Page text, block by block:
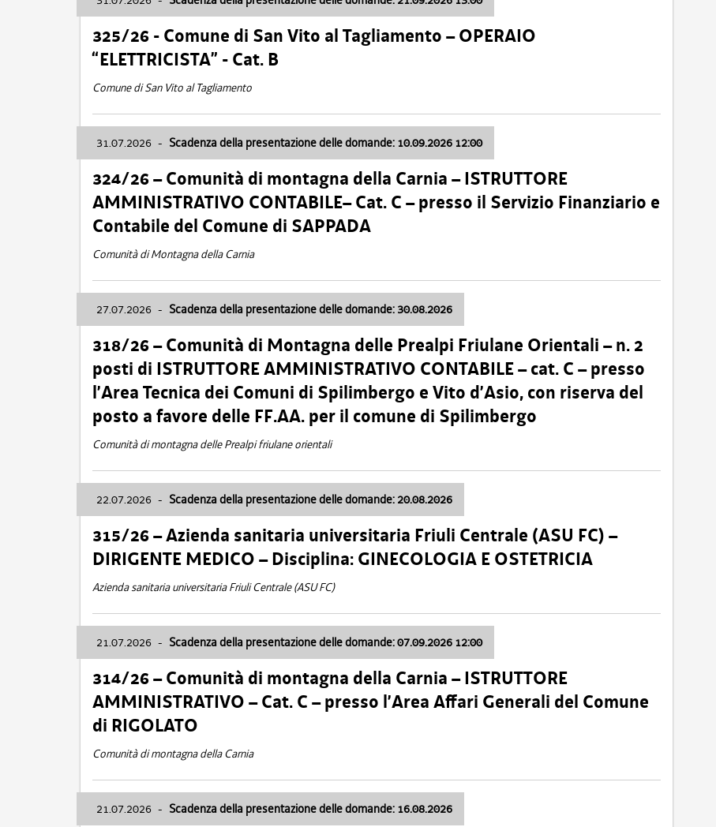
325/26 - Comune di San Vito al Tagliamento – OPERAIO
“ELETTRICISTA” - Cat. B
Comune di San Vito al Tagliamento
31.07.2026 - Scadenza della presentazione delle domande: 10.09.2026 12:00
324/26 – Comunità di montagna della Carnia – ISTRUTTORE
AMMINISTRATIVO CONTABILE– Cat. C – presso il Servizio Finanziario e
Contabile del Comune di SAPPADA
Comunità di Montagna della Carnia
27.07.2026 - Scadenza della presentazione delle domande: 30.08.2026
318/26 – Comunità di Montagna delle Prealpi Friulane Orientali – n. 2
posti di ISTRUTTORE AMMINISTRATIVO CONTABILE – cat. C – presso
l’Area Tecnica dei Comuni di Spilimbergo e Vito d’Asio, con riserva del
posto a favore delle FF.AA. per il comune di Spilimbergo
Comunità di montagna delle Prealpi friulane orientali
22.07.2026 - Scadenza della presentazione delle domande: 20.08.2026
315/26 – Azienda sanitaria universitaria Friuli Centrale (ASU FC) –
DIRIGENTE MEDICO – Disciplina: GINECOLOGIA E OSTETRICIA
Azienda sanitaria universitaria Friuli Centrale (ASU FC)
21.07.2026 - Scadenza della presentazione delle domande: 07.09.2026 12:00
314/26 – Comunità di montagna della Carnia – ISTRUTTORE
AMMINISTRATIVO – Cat. C – presso l’Area Affari Generali del Comune
di RIGOLATO
Comunità di montagna della Carnia
21.07.2026 - Scadenza della presentazione delle domande: 16.08.2026